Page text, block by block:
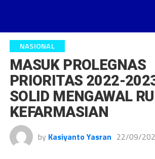
NASIONAL
MASUK PROLEGNAS
PRIORITAS 2022-
SOLID MENGAWAL
KEFARMASIAN
by Kasiyanto Yasran 22/09/